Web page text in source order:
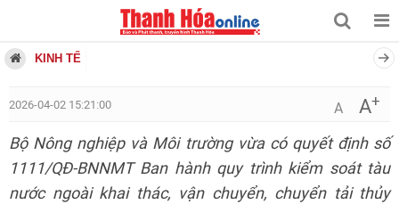
KINH TẾ
2026-04-02 15:21:00 A A+
Bộ Nông nghiệp và Môi trường vừa có quyết định số
1111/QĐ-BNNMT Ban hành quy trình kiểm soát tàu
nước ngoài khai thác, vận chuyển, chuyển tải thủy